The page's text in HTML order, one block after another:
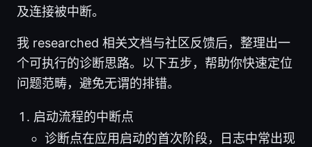
及连接被中断。
我 researched 相关文档与社区反馈后，整理出一
个可执行的诊断思路。以下五步，帮助你快速定位
问题范畴，避免无谓的排错。
启动流程的中断点
诊断点在应用启动的首次阶段，日志中常出现